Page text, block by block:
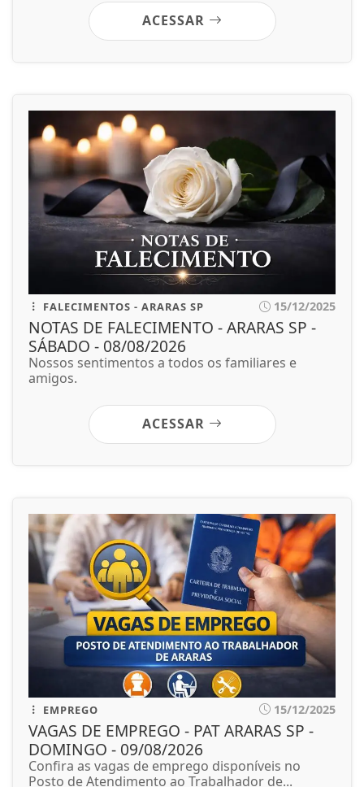
ACESSAR
FALECIMENTOS - ARARAS SP 15/12/2025
NOTAS DE FALECIMENTO - ARARAS SP -
SÁBADO - 08/08/2026
Nossos sentimentos a todos os familiares e
amigos.
ACESSAR
EMPREGO 15/12/2025
VAGAS DE EMPREGO - PAT ARARAS SP -
DOMINGO - 09/08/2026
Confira as vagas de emprego disponíveis no
Posto de Atendimento ao Trabalhador de...